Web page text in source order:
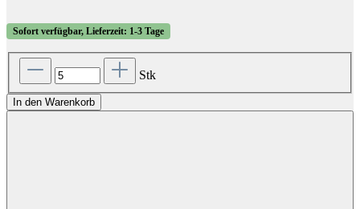
Sofort verfügbar, Lieferzeit: 1-3 Tage
Stk
In den Warenkorb